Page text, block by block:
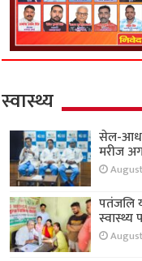
स्वास्थ्य
सेल-
मरीज
पतंजलि
स्वास्थ्य